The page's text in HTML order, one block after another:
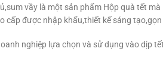
vầy là một sản phẩm Hộp quà tết mà
cấp được nhập khẩu,thiết kế sáng
nghiệp lựa chọn và sử dụng vào dịp